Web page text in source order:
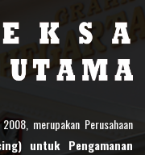
merupakan Perusahaan
untuk Pengamanan